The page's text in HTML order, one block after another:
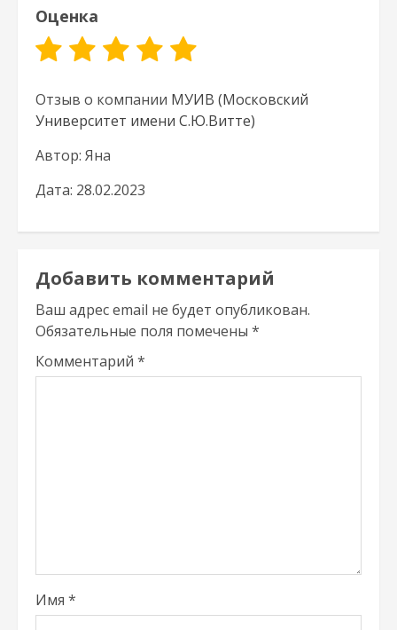
Оценка
Отзыв о компании МУИВ (Московский
Университет имени С.Ю.Витте)
Автор: Яна
Дата: 28.02.2023
Добавить комментарий
Ваш адрес email не будет опубликован.
Обязательные поля помечены *
Комментарий *
Имя *